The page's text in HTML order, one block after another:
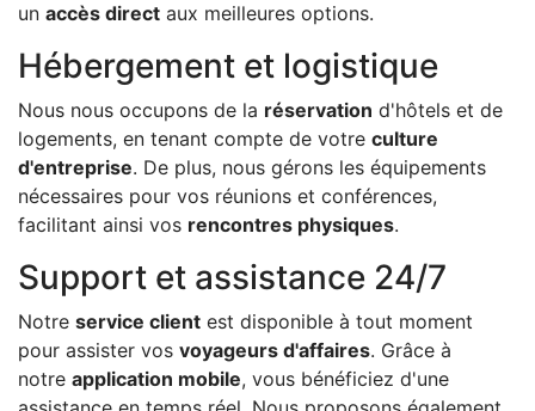
un accès direct aux meilleures options.
Hébergement et logistique
Nous nous occupons de la réservation d'hôtels et de
logements, en tenant compte de votre culture
d'entreprise. De plus, nous gérons les équipements
nécessaires pour vos réunions et conférences,
facilitant ainsi vos rencontres physiques.
Support et assistance 24/7
Notre service client est disponible à tout moment
pour assister vos voyageurs d'affaires. Grâce à
notre application mobile, vous bénéficiez d'une